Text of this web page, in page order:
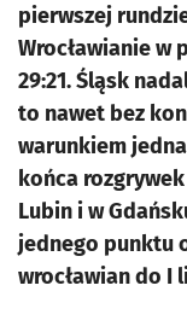
pierwszej
Wrocławianie w
29:21. Śląsk
to nawet bez
warunkiem
końca
Lubin i w
jednego punktu
wrocławian do I